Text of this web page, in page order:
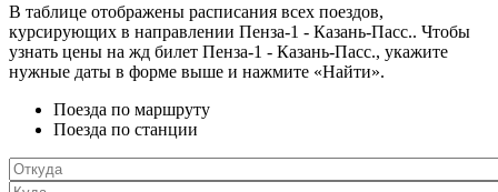
В таблице отображены расписания всех поездов,
курсирующих в направлении Пенза-1 - Казань-Пасс.. Чтобы
узнать цены на жд билет Пенза-1 - Казань-Пасс., укажите
нужные даты в форме выше и нажмите «Найти».
Поезда по маршруту
Поезда по станции